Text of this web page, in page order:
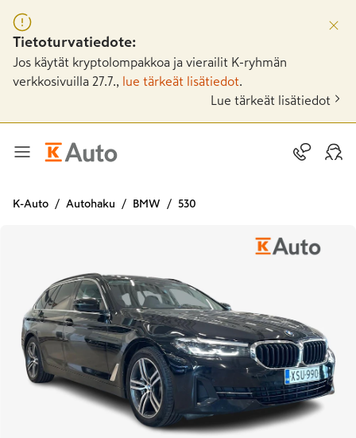
Tietoturvatiedote:
Jos käytät kryptolompakkoa ja vierailit K-ryhmän
verkkosivuilla 27.7.,
lue tärkeät lisätiedot
Lue tärkeät lisätiedot
K-Auto Autohaku BMW 530